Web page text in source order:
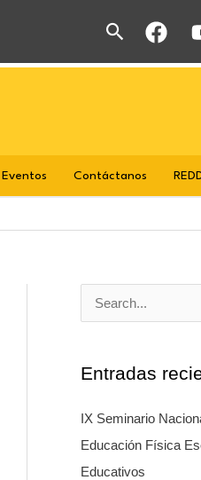
Buscar
Eventos Contáctanos
a
r
p
Entradas
IX Seminario
Educación Física
Educativos